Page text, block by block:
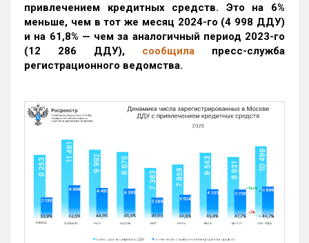
привлечением кредитных средств. Это на 6%
меньше, чем в тот же месяц 2024-го (4 998 ДДУ)
и на 61,8% — чем за аналогичный период 2023-го
(12 286 ДДУ), сообщила пресс-служба
регистрационного ведомства.